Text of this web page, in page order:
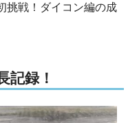
挑戦！ダイコン編の成
記録！